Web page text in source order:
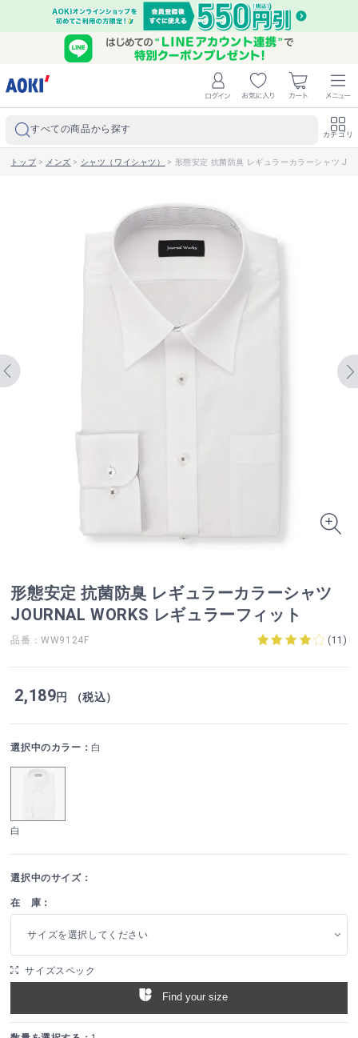
すべての商品から探す カテゴリ
トップ> メンズ > シャツ（ワイシャツ） > 形態安定 抗菌防臭 レギュラーカラーシャツ
形態安定 抗菌防臭 レギュラーカラーシャツ
JOURNAL WORKS レギュラーフィット
品番：WW9124F (11 )
2,189円 （税込）
選択中のカラー： 白
白
選択中のサイズ：
在 庫：
サイズを選択してください
サイズスペック
Find your size